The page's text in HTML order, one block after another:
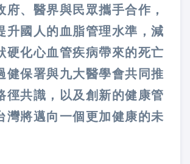
府、醫界與民眾攜手合作，
升國人的血脂管理水準，減
硬化心血管疾病帶來的死亡
健保署與九大醫學會共同推
徑共識，以及創新的健康管
灣將邁向一個更加健康的未